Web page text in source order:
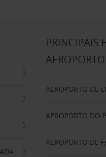
PRINCIPAIS
AEROPORTO DE
AEROPORTO DO
AEROPORTO DE